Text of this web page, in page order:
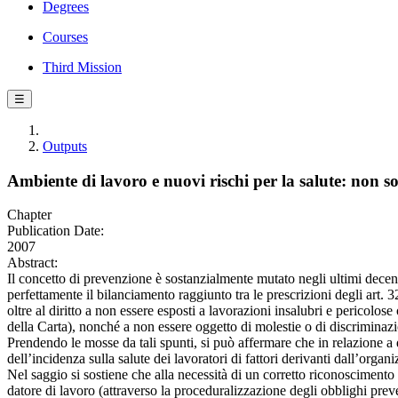
Degrees
Courses
Third Mission
☰
Outputs
Ambiente di lavoro e nuovi rischi per la salute: non
Chapter
Publication Date:
2007
Abstract:
Il concetto di prevenzione è sostanzialmente mutato negli ultimi
perfettamente il bilanciamento raggiunto tra le prescrizioni degli art.
oltre al diritto a non essere esposti a lavorazioni insalubri e
della Carta), nonché a non essere oggetto di molestie o di
Prendendo le mosse da tali spunti, si può affermare che in
dell’incidenza sulla salute dei lavoratori di fattori derivanti
Nel saggio si sostiene che alla necessità di un corretto
datore di lavoro (attraverso la proceduralizzazione degli obblighi